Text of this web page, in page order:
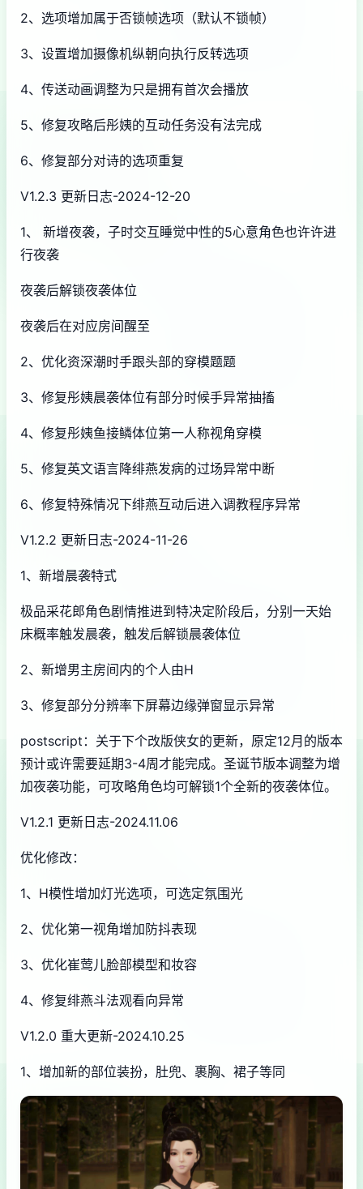
2、选项增加属于否锁帧选项（默认不锁帧）
3、设置增加摄像机纵朝向执行反转选项
4、传送动画调整为只是拥有首次会播放
5、修复攻略后彤姨的互动任务没有法完成
6、修复部分对诗的选项重复
V1.2.3 更新日志-2024-12-20
1、 新增夜袭，子时交互睡觉中性的5心意角色也许许进
行夜袭
夜袭后解锁夜袭体位
夜袭后在对应房间醒至
2、优化资深潮时手跟头部的穿模题题
3、修复彤姨晨袭体位有部分时候手异常抽搐
4、修复彤姨鱼接鳞体位第一人称视角穿模
5、修复英文语言降绯燕发病的过场异常中断
6、修复特殊情况下绯燕互动后进入调教程序异常
V1.2.2 更新日志-2024-11-26
1、新增晨袭特式
极品采花郎角色剧情推进到特决定阶段后，分别一天始
床概率触发晨袭，触发后解锁晨袭体位
2、新增男主房间内的个人由H
3、修复部分分辨率下屏幕边缘弹窗显示异常
postscript：关于下个改版侠女的更新，原定12月的版本
预计或许需要延期3-4周才能完成。圣诞节版本调整为增
加夜袭功能，可攻略角色均可解锁1个全新的夜袭体位。
V1.2.1 更新日志-2024.11.06
优化修改：
1、H模性增加灯光选项，可选定氛围光
2、优化第一视角增加防抖表现
3、优化崔莺儿脸部模型和妆容
4、修复绯燕斗法观看向异常
V1.2.0 重大更新-2024.10.25
1、增加新的部位装扮，肚兜、裹胸、裙子等同